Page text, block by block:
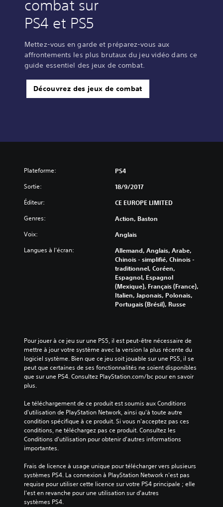
combat sur
PS4 et PS5
Mettez-vous en garde et préparez-vous aux
affrontements les plus brutaux du jeu vidéo dans ce
guide essentiel des jeux de combat.
Découvrez des jeux de combat
Plateforme: PS4
Sortie: 18/9/2017
Éditeur: CE EUROPE LIMITED
Genres: Action, Baston
Voix: Anglais
Langues à l'écran:
Allemand, Anglais, Arabe,
Chinois - simplifié, Chinois -
traditionnel, Coréen,
Espagnol, Espagnol
(Mexique), Français (France),
Italien, Japonais, Polonais,
Portugais (Brésil), Russe
Pour jouer à ce jeu sur une PS5, il est peut-être nécessaire de
mettre à jour votre système avec la version la plus récente du
logiciel système. Bien que ce jeu soit jouable sur une PS5, il se
peut que certaines de ses fonctionnalités ne soient disponibles
que sur une PS4. Consultez PlayStation.com/bc pour en savoir
plus.
Le téléchargement de ce produit est soumis aux Conditions
d'utilisation de PlayStation Network, ainsi qu'à toute autre
condition spécifique à ce produit. Si vous n'acceptez pas ces
conditions, ne téléchargez pas ce produit. Consultez les
Conditions d'utilisation pour obtenir d'autres informations
importantes.
Frais de licence à usage unique pour télécharger vers plusieurs
systèmes PS4. La connexion à PlayStation Network n'est pas
requise pour utiliser cette licence sur votre PS4 principale ; elle
l'est en revanche pour une utilisation sur d'autres
systèmes PS4.